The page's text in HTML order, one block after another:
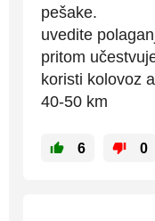
pešake.
uvedite
pritom
koristi kolovoz
40-50 km
6 0